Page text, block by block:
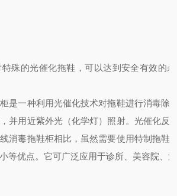
殊的光催化拖鞋，可以达到安全有效的
是一种利用光催化技术对拖鞋进行消毒除
并用近紫外光（化学灯）照射。光催化反
消毒拖鞋柜相比，虽然需要使用特制拖鞋
等优点。它可广泛应用于诊所、美容院、